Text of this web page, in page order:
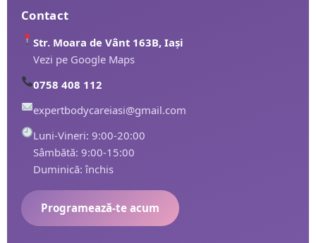
Contact
Str. Moara de Vânt 163B, Iași
Vezi pe Google Maps
0758 408 112
expertbodycareiasi@gmail.com
Luni-Vineri: 9:00-20:00
Sâmbătă: 9:00-15:00
Duminică: închis
Programează-te acum